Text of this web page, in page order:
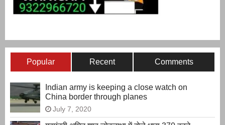
Popular Recent Comments
Indian army is keeping a close watch on
China border through planes
July 7, 2020